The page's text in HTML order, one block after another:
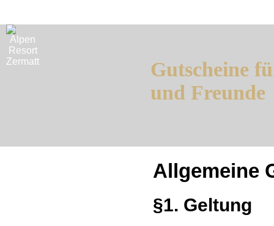
Gutscheine
und Freunde
Allgemeine
§1. Geltung